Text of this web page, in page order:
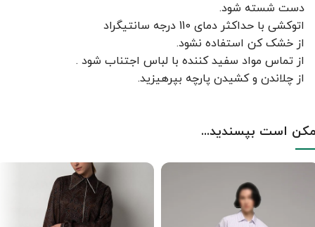
دست شسته شود.
اتوکشی با حداکثر دمای 110 درجه سانتیگراد
از خشک کن استفاده نشود.
از تماس مواد سفید کننده با لباس اجتناب شود .
از چلاندن و کشيدن پارچه بپرهيزيد.
است بپسندید...